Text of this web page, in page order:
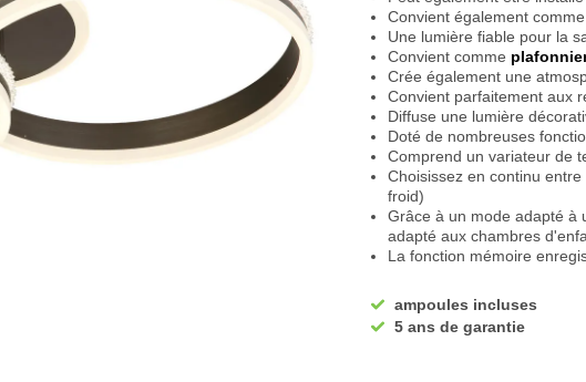
Convient également
Une lumière fiable pour la
Convient comme
Crée également une
Convient parfaitement aux
Diffuse une lumière
Doté de nombreuses
Comprend un variateur de
Choisissez en continu
froid)
Grâce à un mode adapté à
adapté aux chambres
La fonction mémoire
fonction de variation
convenance
La télécommande fournie
ampoules incluses
5 ans de garantie